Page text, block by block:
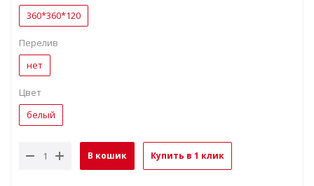
360*360*120
Перелив
нет
Цвет
белый
В кошик Купить в 1 клик